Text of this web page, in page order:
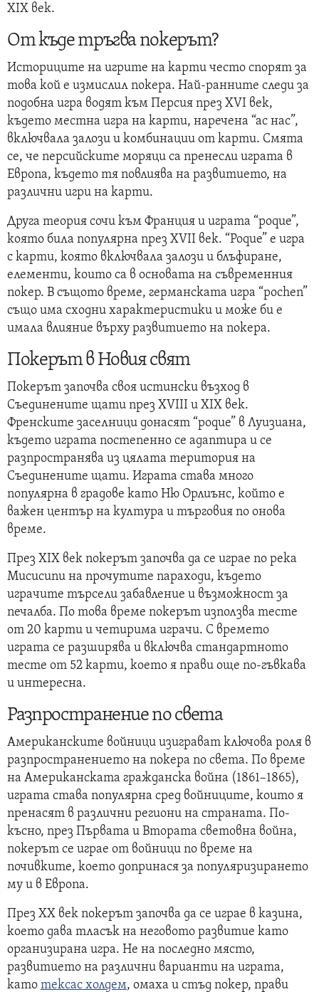
XIX век.
От къде тръгва покерът?
Историците на игрите на карти често спорят за
това кой е измислил покера. Най-ранните следи за
подобна игра водят към Персия през XVI век,
където местна игра на карти, наречена “ас нас”,
включвала залози и комбинации от карти. Смята
се, че персийските моряци са пренесли играта в
Европа, където тя повлиява на развитието, на
различни игри на карти.
Друга теория сочи към Франция и играта “poque”,
която била популярна през XVII век. “Poque” е игра
с карти, която включвала залози и блъфиране,
елементи, които са в основата на съвременния
покер. В същото време, германската игра “pochen”
също има сходни характеристики и може би е
имала влияние върху развитието на покера.
Покерът в Новия свят
Покерът започва своя истински възход в
Съединените щати през XVIII и XIX век.
Френските заселници донасят “poque” в Луизиана,
където играта постепенно се адаптира и се
разпространява из цялата територия на
Съединените щати. Играта става много
популярна в градове като Ню Орлиънс, който е
важен център на култура и търговия по онова
време.
През XIX век покерът започва да се играе по река
Мисисипи на прочутите параходи, където
играчите търсели забавление и възможност за
печалба. По това време покерът използва тесте
от 20 карти и четирима играчи. С времето
играта се разширява и включва стандартното
тесте от 52 карти, което я прави още по-гъвкава
и интересна.
Разпространение по света
Американските войници изиграват ключова роля в
разпространението на покера по света. По време
на Американската гражданска война (1861–1865),
играта става популярна сред войниците, които я
пренасят в различни региони на страната. По-
късно, през Първата и Втората световна война,
покерът се играе от войници по време на
почивките, което допринася за популяризирането
му и в Европа.
През XX век покерът започва да се играе в казина,
което дава тласък на неговото развитие като
организирана игра. Не на последно място,
развитието на различни варианти на играта,
като тексас холдем, омаха и стъд покер, прави